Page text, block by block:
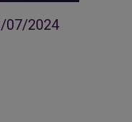
07/2024